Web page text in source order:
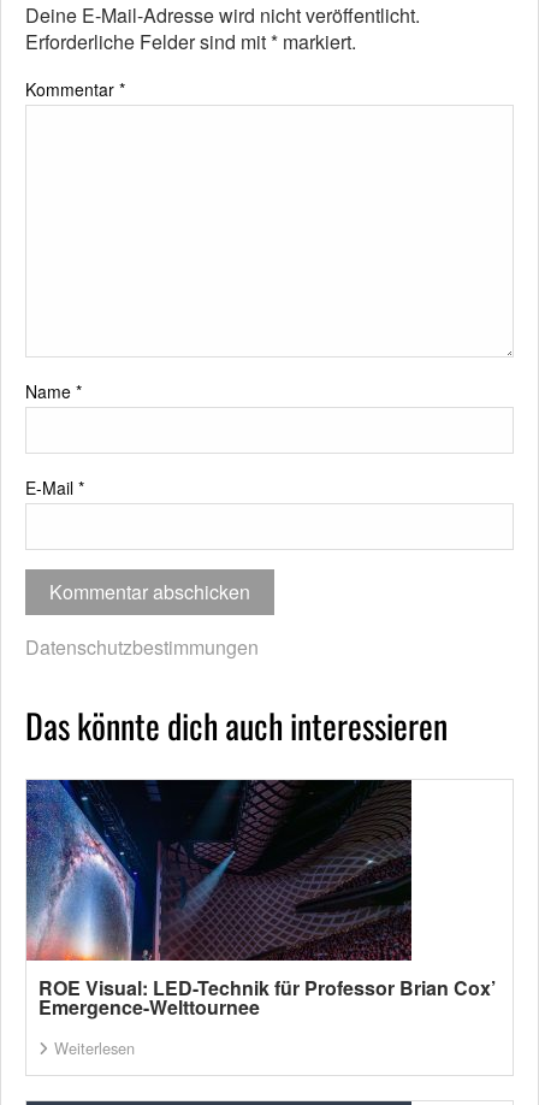
Deine E-Mail-Adresse wird nicht veröffentlicht.
Erforderliche Felder sind mit* markiert.
Kommentar *
Name *
E-Mail *
Datenschutzbestimmungen
Das könnte dich auch interessieren
ROE Visual: LED-Technik für Professor Brian Cox’
Emergence-Welttournee
Weiterlesen